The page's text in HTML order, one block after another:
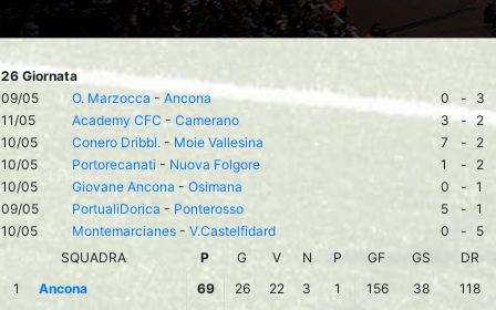
26 Giornata
09/05
O. Marzocca - Ancona 0 -
3
11/05
Academy CFC - Camerano 3 - 2
10/05
Conero Dribbl. - Moie Vallesina 7 -
2
10/05
Portorecanati - Nuova Folgore 1 -
2
10/05
Giovane Ancona - Osimana 0 - 1
09/05
PortualiDorica - Ponterosso 5 - 1
10/05
Montemarcianes - V.Castelfidard 0 -
5
SQUADRA
P G V N P GF GS
DR
1
Ancona 69 26 22 3 1 156 38
118